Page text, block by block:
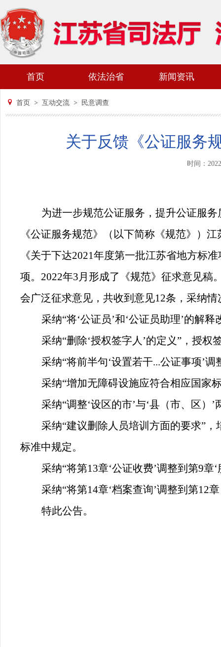
首页 依法治省 新闻资讯
首页 > 互动交流 > 民意调查
关于反馈《公证服务
时间：
为进一步规范公证服务，提升公证服
《公证服务规范》（以下简称《规范》）
《关于下达2021年度第一批江苏省地方标
项。2022年3月形成了《规范》征求意见稿
会广泛征求意见，共收到意见12条，采纳情
采纳“将‘公证员’和‘公证员助理’的解
采纳“删除‘授权签字人’的定义”，授
采纳“将前半句‘设置若干...公证事项’
采纳“增加无障碍设施应符合相应国家
采纳“调整‘设区的市’与‘县（市、区）
采纳“建议删除人员培训方面的要求”
标准中规定。
采纳“将第13章‘公证收费’调整到第9
采纳“将第14章‘档案查询’调整到第12
特此公告。